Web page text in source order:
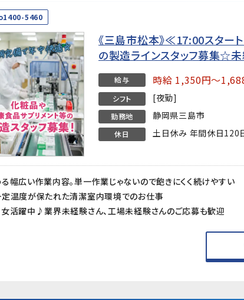
5460
《三島市松本》≪17:00スター
の製造ラインスタッフ募集☆
給与 時給 1,350円～
シフト [夜勤]
勤務地 静岡県三島市
休日 土日休み 年間休日120
幅広い作業内容。単一作業じゃないので飽きにくく続けやすい
温度が保たれた清潔室内環境でのお仕事
活躍中♪業界未経験さん、工場未経験さんのご応募も歓迎